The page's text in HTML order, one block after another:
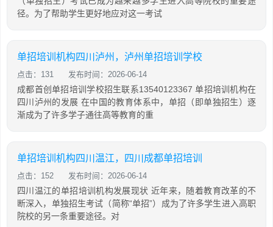
径。为了帮助学生更好地应对这一考试
单招培训机构四川泸州，泸州单招培训学校
点击：131 发布时间：2026-06-14
成都首创单招培训学校招生联系13540123367 单招培训机构在
四川泸州的发展 在中国的教育体系中，单招（即单独招生）逐
渐成为了许多学子通往高等教育的重
单招培训机构四川温江，四川成都单招培训
点击：152 发布时间：2026-06-14
四川温江的单招培训机构发展现状 近年来，随着教育改革的不
断深入，单独招生考试（简称“单招”）成为了许多学生进入高职
院校的另一条重要途径。对